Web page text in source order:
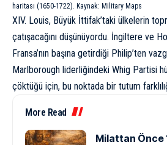
haritası (1650-1722). Kaynak: Military Maps
XIV. Louis, Büyük İttifak’taki ülkelerin
çatışacağını düşünüyordu. İngiltere ve
Fransa’nın başına getirdiği Philip’ten
Marlborough liderliğindeki Whig Partisi
çöktüğü için, bu noktada bir tutum
More Read
Milattan Önce